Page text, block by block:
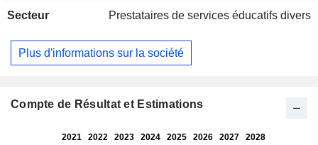
les conducteurs de bus scolaires, la conduite défensive des
la conduite des motocyclettes lourdes et la conduite
écologique, entre autres ; et des cours spécialisés et sur
agents de campagne, entre autres. La société exploite une
Secteur Prestataires de services éducatifs divers
Plus d'informations sur la société
Compte de Résultat et Estimations